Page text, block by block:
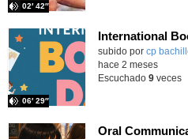
02′ 42″
International
Contenido
subido por cp
06′ 29″
hace 2 meses
Escuchado 9veces